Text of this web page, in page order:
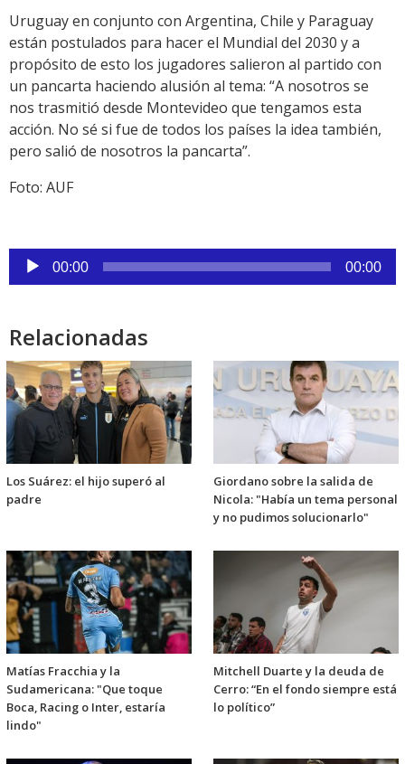
Uruguay en conjunto con Argentina, Chile y Paraguay
están postulados para hacer el Mundial del 2030 y a
propósito de esto los jugadores salieron al partido con
un pancarta haciendo alusión al tema: “A nosotros se
nos trasmitió desde Montevideo que tengamos esta
acción. No sé si fue de todos los países la idea también,
pero salió de nosotros la pancarta”.
Foto: AUF
Reproductor
de
00:00 00:00
Relacionadas
Los Suárez: el hijo superó al
padre
Giordano sobre la salida de
Nicola: "Había un tema personal
y no pudimos solucionarlo"
Matías Fracchia y la
Sudamericana: "Que toque
Boca, Racing o Inter, estaría
lindo"
Mitchell Duarte y la deuda de
Cerro: “En el fondo siempre está
lo político”